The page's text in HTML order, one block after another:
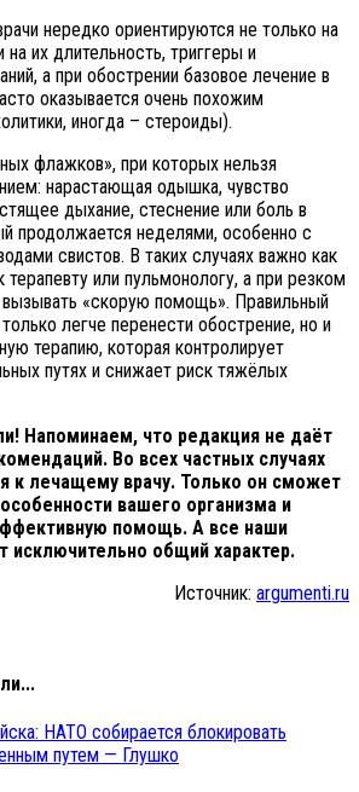
нередко ориентируются не только на
их длительность, триггеры и
а при обострении базовое лечение в
оказывается очень похожим
иногда – стероиды).
флажков», при которых нельзя
нарастающая одышка, чувство
дыхание, стеснение или боль в
продолжается неделями, особенно с
свистов. В таких случаях важно как
или пульмонологу, а при резком
«скорую помощь». Правильный
легче перенести обострение, но и
терапию, которая контролирует
путях и снижает риск тяжёлых
Напоминаем, что редакция не даёт
Во всех частных случаях
к лечащему врачу. Только он сможет
вашего организма и
помощь. А все наши
исключительно общий характер.
Источник: argumenti.ru